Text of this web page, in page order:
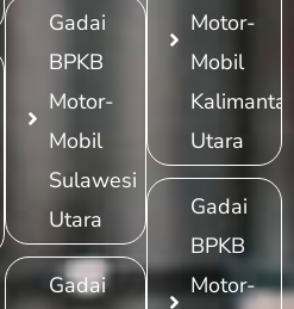
Gadai
BPKB
Motor-
Mobil
Sulawesi
Utara
Gadai
Motor-
Mobil
Utara
Gadai
BPKB
Motor-